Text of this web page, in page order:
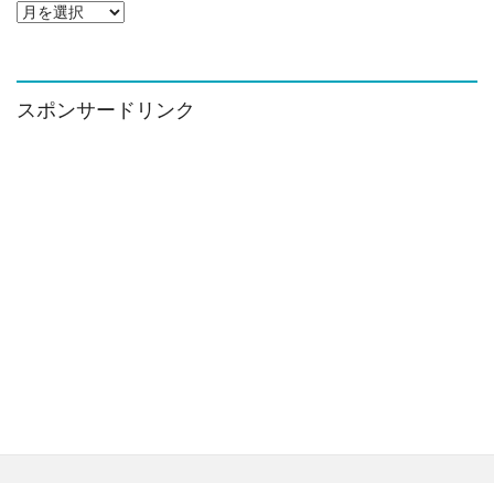
ア
イ
ブ
スポンサードリンク